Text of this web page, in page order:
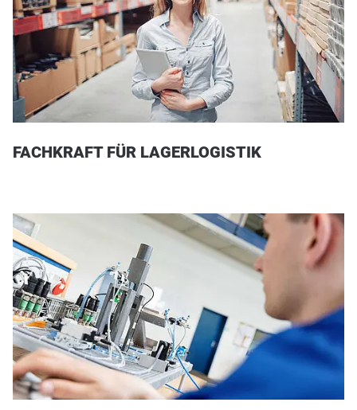
FACHKRAFT FÜR LAGERLOGISTIK